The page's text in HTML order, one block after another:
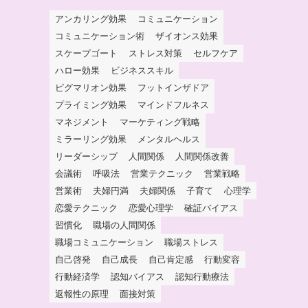
アンカリング効果
コミュニケーション
コミュニケーション術
ザイオンス効果
スケープゴート
ストレス対策
セルフケア
ハロー効果
ビジネススキル
ピグマリオン効果
フットインザドア
プライミング効果
マインドフルネス
マネジメント
マーケティング戦略
ミラーリング効果
メンタルヘルス
リーダーシップ
人間関係
人間関係改善
会議術
呼吸法 営業テクニック
営業戦略
営業術
夫婦円満 夫婦関係 子育て
心理学
恋愛テクニック
恋愛心理学
確証バイアス
習慣化
職場の人間関係
職場コミュニケーション
職場ストレス
自己啓発
自己成長 自己肯定感
行動変容
行動経済学
認知バイアス
認知行動療法
返報性の原理
面接対策